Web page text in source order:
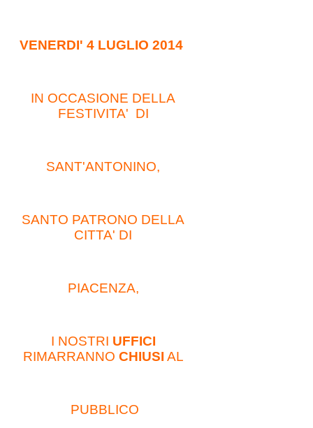
VENERDI' 4 LUGLIO 2014
IN OCCASIONE DELLA
FESTIVITA' DI
SANT'ANTONINO,
SANTO PATRONO DELLA
CITTA' DI
PIACENZA,
I NOSTRI UFFICI
RIMARRANNO CHIUSI AL
PUBBLICO